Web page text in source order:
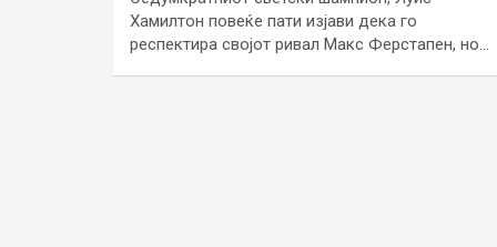
Хамилтон повеќе пати изјави дека го
респектира својот ривал Макс Ферстапен, но…